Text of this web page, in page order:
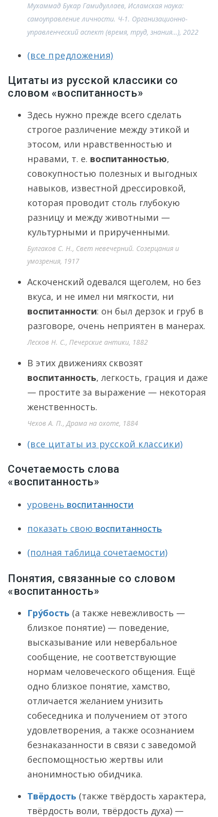
Мухаммад Букар Гамидуллаев, Исламская наука:
самоуправление личности. Ч-1. Организационно-
управленческий аспект (время, труд, знания…), 2022
(все предложения)
Цитаты из русской классики со
словом «воспитанность»
Здесь нужно прежде всего сделать
строгое различение между этикой и
этосом, или нравственностью и
нравами, т. е. воспитанностью,
совокупностью полезных и выгодных
навыков, известной дрессировкой,
которая проводит столь глубокую
разницу и между животными —
культурными и прирученными.
Булгаков С. Н., Свет невечерний. Созерцания и
умозрения, 1917
Аскоченский одевался щеголем, но без
вкуса, и не имел ни мягкости, ни
воспитанности: он был дерзок и груб в
разговоре, очень неприятен в манерах.
Лесков Н. С., Печерские антики, 1882
В этих движениях сквозят
воспитанность, легкость, грация и даже
— простите за выражение — некоторая
женственность.
Чехов А. П., Драма на охоте, 1884
(все цитаты из русской классики)
Сочетаемость слова
«воспитанность»
уровень воспитанности
показать свою воспитанность
(полная таблица сочетаемости)
Понятия, связанные со словом
«воспитанность»
Гру́бость (а также невежливость —
близкое понятие) — поведение,
высказывание или невербальное
сообщение, не соответствующие
нормам человеческого общения. Ещё
одно близкое понятие, хамство,
отличается желанием унизить
собеседника и получением от этого
удовлетворения, а также осознанием
безнаказанности в связи с заведомой
беспомощностью жертвы или
анонимностью обидчика.
Твёрдость (также твёрдость характера,
твёрдость воли, твёрдость духа) —